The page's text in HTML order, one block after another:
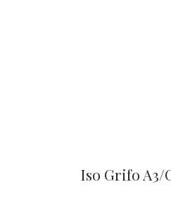
Iso Grifo A3/